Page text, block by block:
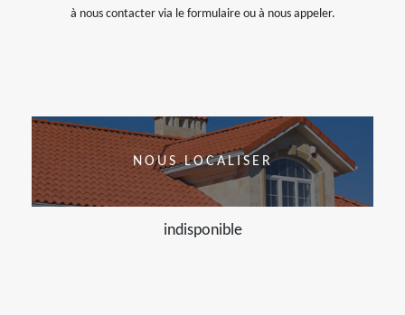
à nous contacter via le formulaire ou à nous appeler.
NOUS LOCALISER
indisponible